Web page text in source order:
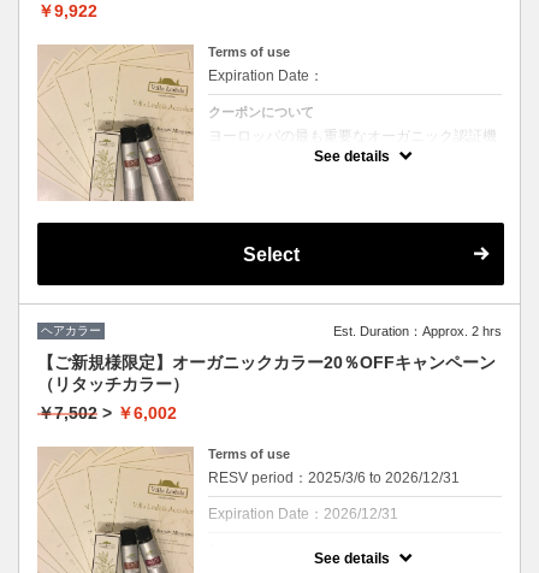
￥9,922
Terms of use
Expiration Date：
クーポンについて
ヨーロッパの最も重要なオーガニック認証機
関「ICEA」認定、天然由来成分92％のカラ
おり、確かな知識で頭皮やお髪に対するケ
ア、アドバイスをさせていただきます。 ※ハ
します)
See details
Select
ヘアカラー Est. Duration：Approx. 2 hrs
【ご新規様限定】オーガニックカラー20％OFFキャンペーン
（リタッチカラー）
￥7,502 > ￥6,002
Terms of use
RESV period：2025/3/6 to 2026/12/31
Expiration Date：2026/12/31
See details